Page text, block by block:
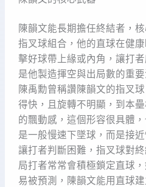
陳韻文能長期擔任終結者，
指叉球組合，他的直球在健
擊好球帶上緣或內角，讓打
是他製造揮空與出局數的重
陳禹勳曾稱讚陳韻文的指叉
得快，且旋轉不明顯，到本
的飄動感，這個形容很具體
是一般慢速下墜球，而是接
讓打者判斷困難，指叉球對
局打者常常會積極鎖定直球
易被預測，陳韻文能用直球